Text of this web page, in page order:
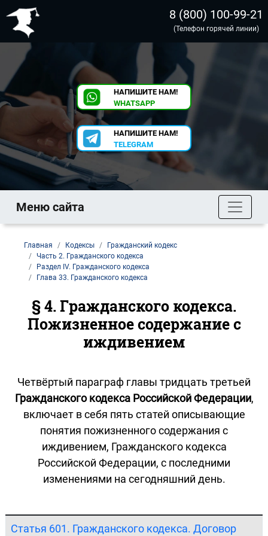
8 (800) 100-99-21
(Телефон горячей линии)
НАПИШИТЕ НАМ!
WHATSAPP
НАПИШИТЕ НАМ!
TELEGRAM
Меню сайта
Главная Кодексы
Гражданский кодекс
Часть 2. Гражданского кодекса
Раздел IV. Гражданского кодекса
Глава 33. Гражданского кодекса
§ 4. Гражданского кодекса.
Пожизненное содержание с
иждивением
Четвёртый параграф главы тридцать третьей
Гражданского кодекса Российской Федерации,
включает в себя пять статей описывающие
понятия пожизненного содержания с
иждивением, Гражданского кодекса
Российской Федерации, с последними
изменениями на сегодняшний день.
Статья 601. Гражданского кодекса. Договор